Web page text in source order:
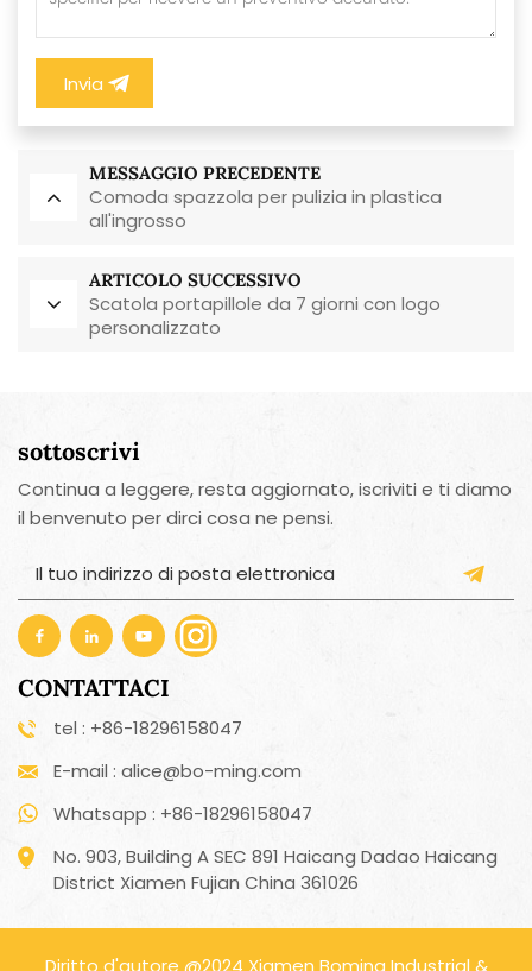
Invia
MESSAGGIO PRECEDENTE
Comoda spazzola per pulizia in plastica
all'ingrosso
ARTICOLO SUCCESSIVO
Scatola portapillole da 7 giorni con logo
personalizzato
sottoscrivi
Continua a leggere, resta aggiornato, iscriviti e ti diamo
il benvenuto per dirci cosa ne pensi.
CONTATTACI
tel : +86-18296158047
E-mail : alice@bo-ming.com
Whatsapp : +86-18296158047
No. 903, Building A SEC 891 Haicang Dadao Haicang
District Xiamen Fujian China 361026
Diritto d'autore @2024 Xiamen Boming Industrial &